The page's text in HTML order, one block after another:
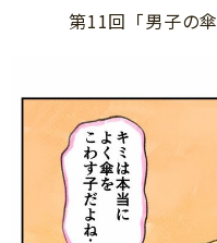
第11回「男子の